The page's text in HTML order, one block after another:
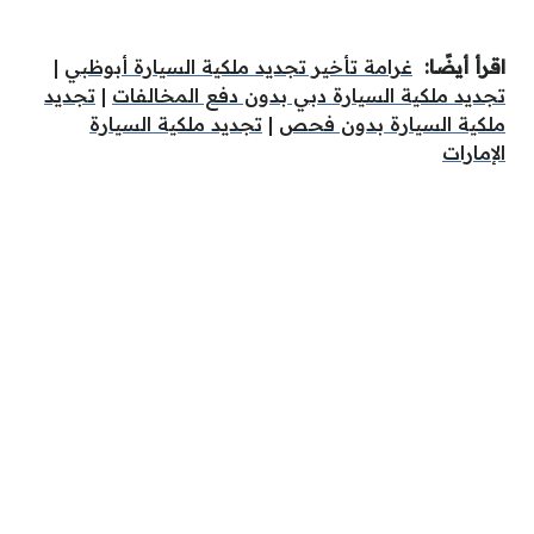
اقرأ أيضًا: غرامة تأخير تجديد ملكية السيارة أبوظبي |
تجديد ملكية السيارة دبي بدون دفع المخالفات | تجديد
ملكية السيارة بدون فحص | تجديد ملكية السيارة
الإمارات